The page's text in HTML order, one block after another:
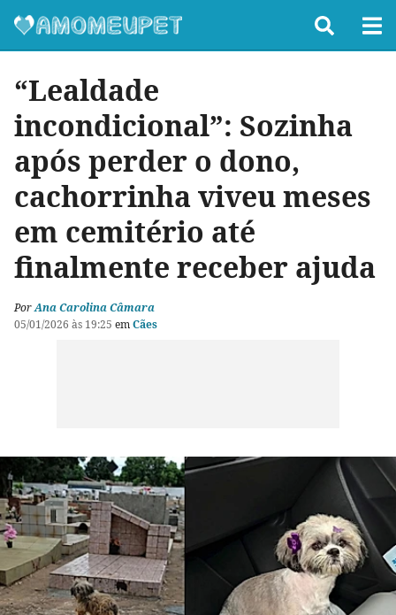
“Lealdade
incondicional”: Sozinha
após perder o dono,
cachorrinha viveu meses
em cemitério até
finalmente receber ajuda
PorAna Carolina Câmara
05/01/2026 às 19:25 emCães